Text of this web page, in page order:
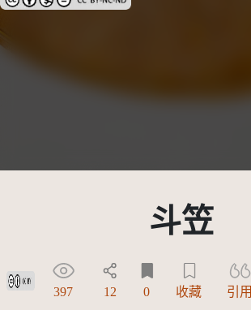
斗笠
創用CC姓名標示 3.0 台灣及其後版本(CC BY 3.0 TW +)
397 12 0 收藏 引用